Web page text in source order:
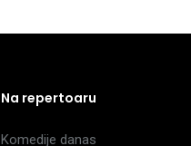
Na repertoaru
Komedije danas